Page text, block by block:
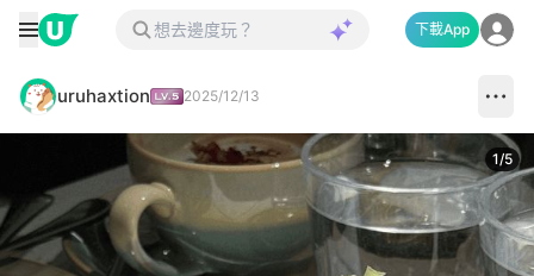
下載App
uruhaxtion 2025/12/13
1/5